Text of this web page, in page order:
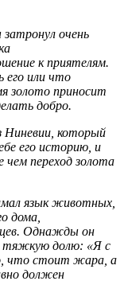
очень
к приятелям.
его или что
золото приносит
добро.
Ниневии, который
его историю, и
переход золота
язык животных,
дома,
Однажды он
тяжкую долю: «Я с
что стоит жара, а
должен